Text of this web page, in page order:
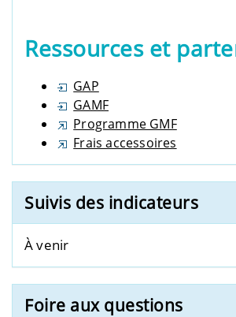
Ressources et
GAP
GAMF
Programme GMF
Frais accessoires
Suivis des indicateurs
À venir
Foire aux questions